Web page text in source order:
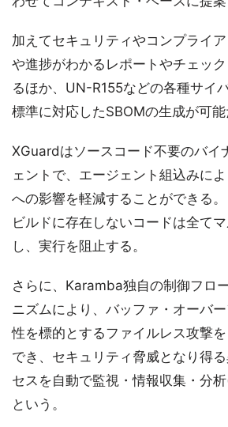
加えてセキュリティやコンプライ
や進捗がわかるレポートやチェッ
るほか、UN-R155などの各種サイ
標準に対応したSBOMの生成が可能
XGuardはソースコード不要のバイ
ェントで、エージェント組込みに
への影響を軽減することができる
ビルドに存在しないコードは全て
し、実行を阻止する。
さらに、Karamba独自の制御フロ
ニズムにより、バッファ・オーバ
性を標的とするファイルレス攻撃
でき、セキュリティ脅威となり得
セスを自動で監視・情報収集・分
という。